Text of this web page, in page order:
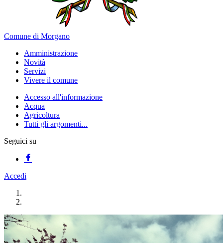
Comune di Morgano
Amministrazione
Novità
Servizi
Vivere il comune
Accesso all'informazione
Acqua
Agricoltura
Tutti gli argomenti...
Seguici su
Accedi
Homepage